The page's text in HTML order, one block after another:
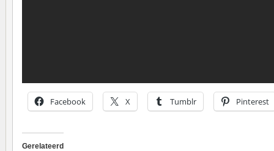
Facebook X Tumblr Pinterest
Gerelateerd